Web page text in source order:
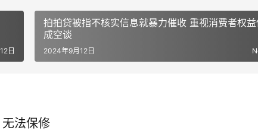
日
拍拍贷被指不核实信息就暴力催收 重视消费者权
成空谈
2024年9月12日
法保修